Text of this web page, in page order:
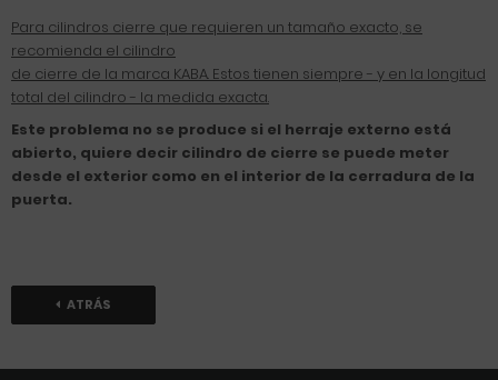
Para cilindros cierre que requieren un tamaño exacto, se
recomienda el cilindro
de cierre de la marca KABA. Estos tienen siempre - y en la longitud
total del cilindro - la medida exacta.
Este problema no se produce si el herraje externo está
abierto, quiere decir cilindro de cierre se puede meter
desde el exterior como en el interior de la cerradura de la
puerta.
ATRÁS